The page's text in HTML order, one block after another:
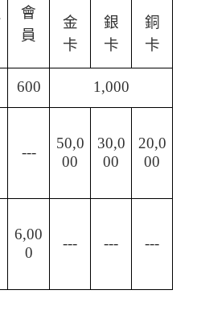
會
員
金
卡
銀
卡
銅
卡
600
1,000
---
50,0
00
30,0
00
20,0
00
6,00
0
--- --- ---